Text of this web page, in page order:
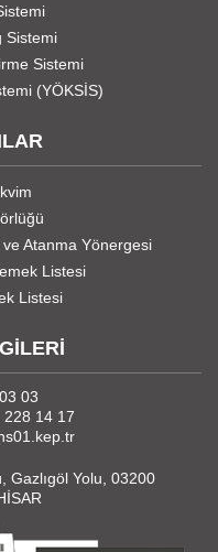
Sistemi
Sistemi
(YÖKSİS)
Atanma Yönergesi
Listesi
Listesi
03
228 14 17
Gazlıgöl Yolu, 03200